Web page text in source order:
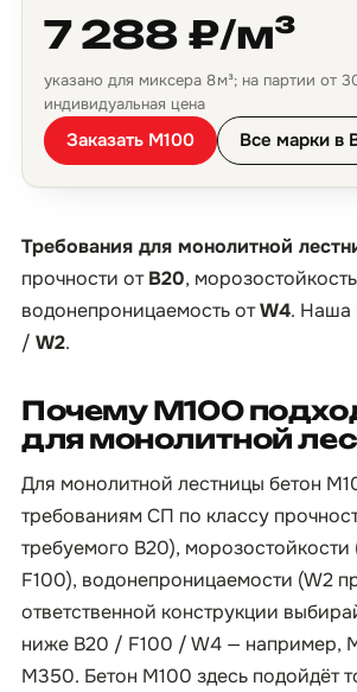
7 288 ₽/м³
указано для миксера 8 м³; на партии от
индивидуальная цена
Заказать М100 Все марки в
Требования для монолитной
прочности отB20,
водонепроницаемость отW4. Наша
/ W2.
Почему М100
для монолитной
Для монолитной лестницы бетон
требованиям СП по классу
требуемого B20), морозостойкости
F100), водонепроницаемости (W2
ответственной конструкции
ниже B20 / F100 / W4 — например,
М350. Бетон М100 здесь подойдёт